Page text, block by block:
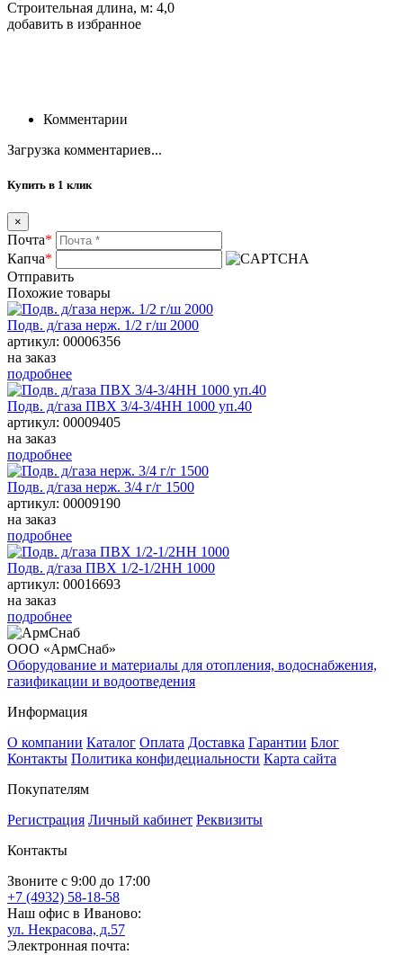
Строительная длина, м: 4,0
добавить в избранное
Комментарии
Загрузка комментариев...
Купить в 1 клик
×
Почта*
Капча*
Отправить
Похожие товары
Подв. д/газа нерж. 1/2 г/ш 2000
артикул: 00006356
на заказ
подробнее
Подв. д/газа ПВХ 3/4-3/4НН 1000 уп.40
артикул: 00009405
на заказ
подробнее
Подв. д/газа нерж. 3/4 г/г 1500
артикул: 00009190
на заказ
подробнее
Подв. д/газа ПВХ 1/2-1/2НН 1000
артикул: 00016693
на заказ
подробнее
ООО «АрмСнаб»
Оборудование и материалы для отопления, водоснабжения,
газификации и водоотведения
Информация
О компании Каталог Оплата Доставка Гарантии Блог
Контакты Политика конфидециальности Карта сайта
Покупателям
Регистрация Личный кабинет Реквизиты
Контакты
Звоните с 9:00 до 17:00
+7 (4932) 58-18-58
Наш офис в Иваново:
ул. Некрасова, д.57
Электронная почта: